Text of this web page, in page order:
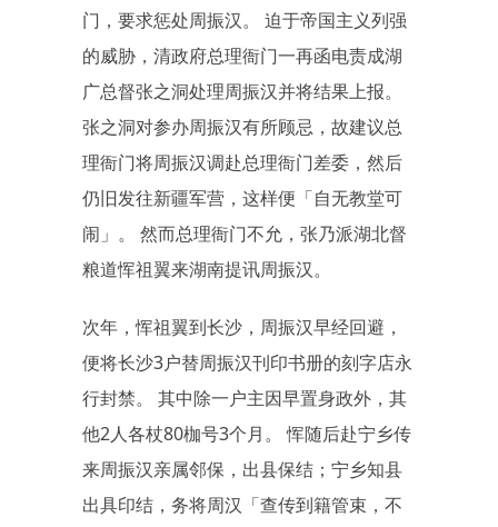
门，要求惩处周振汉。 迫于帝国主义列强
的威胁，清政府总理衙门一再函电责成湖
广总督张之洞处理周振汉并将结果上报。
张之洞对参办周振汉有所顾忌，故建议总
理衙门将周振汉调赴总理衙门差委，然后
仍旧发往新疆军营，这样便「自无教堂可
闹」。 然而总理衙门不允，张乃派湖北督
粮道恽祖翼来湖南提讯周振汉。
次年，恽祖翼到长沙，周振汉早经回避，
便将长沙3户替周振汉刊印书册的刻字店永
行封禁。 其中除一户主因早置身政外，其
他2人各杖80枷号3个月。 恽随后赴宁乡传
来周振汉亲属邻保，出县保结；宁乡知县
出具印结，务将周汉「查传到籍管束，不